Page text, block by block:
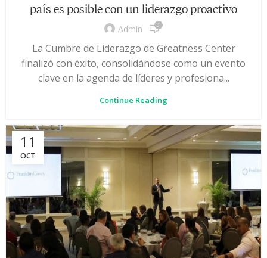
país es posible con un liderazgo proactivo
Admin 0
La Cumbre de Liderazgo de Greatness Center
finalizó con éxito, consolidándose como un evento
clave en la agenda de líderes y profesiona...
Continue Reading
11
OCT